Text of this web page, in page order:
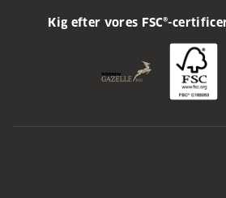
Kig efter vores FSC®-